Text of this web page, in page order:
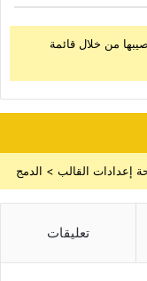
من خلال قائمة
تعليقات